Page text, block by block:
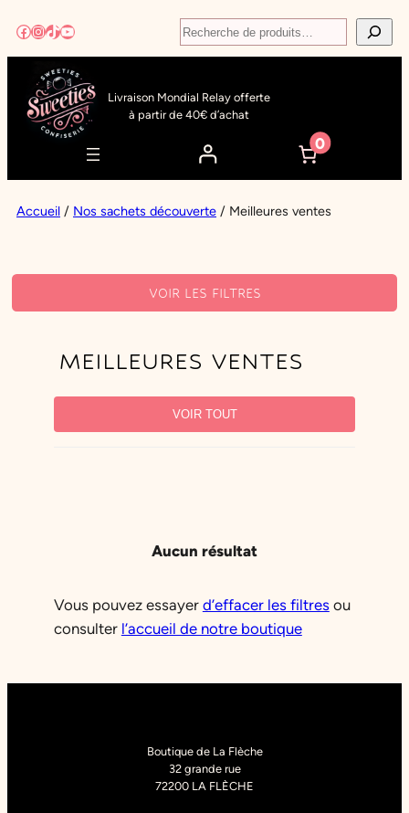
au
contenu
Facebook
Instagram
TikTok
YouTube Recherche
Livraison Mondial Relay offerte
à partir de 40€ d’achat
0
Accueil / Nos sachets découverte / Meilleures ventes
VOIR LES FILTRES
FILTRES ACTIFS
FILTRER PAR TAG
Halal Sans gluten Sans produits laitiers
Sans sucre
TYPE DE BONBON
MEILLEURES VENTES
VOIR TOUT
Aucun résultat
Vous pouvez essayer d’effacer les filtresou
consulter l’accueil de notre boutique
Boutique de La Flèche
32 grande rue
72200 LA FLÈCHE